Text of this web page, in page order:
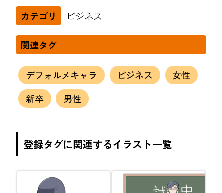
カテゴリ ビジネス
関連タグ
デフォルメキャラ ビジネス
女性
新卒
男性
登録タグに関連するイラスト一覧